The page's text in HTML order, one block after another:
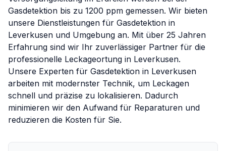
Gasdetektion bis zu 1200 ppm gemessen. Wir bieten
unsere Dienstleistungen für Gasdetektion in
Leverkusen und Umgebung an. Mit über 25 Jahren
Erfahrung sind wir Ihr zuverlässiger Partner für die
professionelle Leckageortung in Leverkusen.
Unsere Experten für Gasdetektion in Leverkusen
arbeiten mit modernster Technik, um Leckagen
schnell und präzise zu lokalisieren. Dadurch
minimieren wir den Aufwand für Reparaturen und
reduzieren die Kosten für Sie.